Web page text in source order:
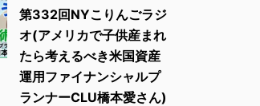
第332回NYこりんごラジ
オ(アメリカで子供産まれ
たら考えるべき米国資産
運用ファイナンシャルプ
ランナーCLU橋本愛さん)